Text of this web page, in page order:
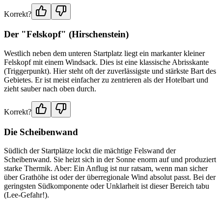
Korrekt?
Der "Felskopf" (Hirschenstein)
Westlich neben dem unteren Startplatz liegt ein markanter kleiner
Felskopf mit einem Windsack. Dies ist eine klassische Abrisskante
(Triggerpunkt). Hier steht oft der zuverlässigste und stärkste Bart des
Gebietes. Er ist meist einfacher zu zentrieren als der Hotelbart und
zieht sauber nach oben durch.
Korrekt?
Die Scheibenwand
Südlich der Startplätze lockt die mächtige Felswand der
Scheibenwand. Sie heizt sich in der Sonne enorm auf und produziert
starke Thermik. Aber: Ein Anflug ist nur ratsam, wenn man sicher
über Grathöhe ist oder der überregionale Wind absolut passt. Bei der
geringsten Südkomponente oder Unklarheit ist dieser Bereich tabu
(Lee-Gefahr!).